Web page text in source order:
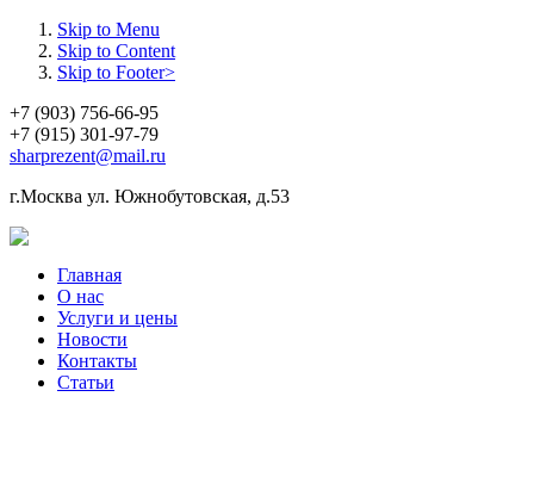
Skip to Menu
Skip to Content
Skip to Footer>
+7 (903) 756-66-95
+7 (915) 301-97-79
sharprezent@mail.ru
г.Москва ул. Южнобутовская, д.53
Главная
О нас
Услуги и цены
Новости
Контакты
Статьи